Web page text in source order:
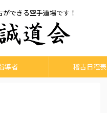
できる空手道場です！
導者 稽古日程表